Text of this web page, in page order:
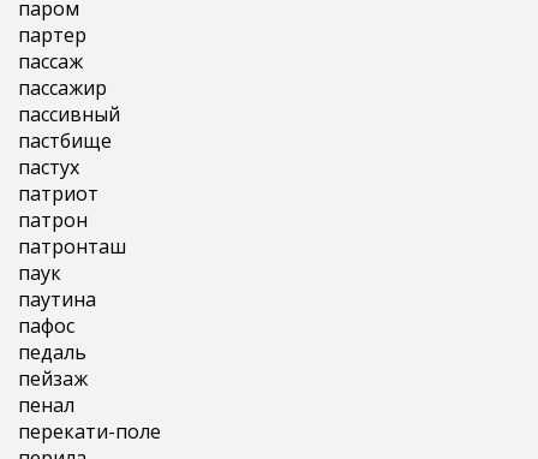
паром
партер
пассаж
пассажир
пассивный
пастбище
пастух
патриот
патрон
патронташ
паук
паутина
пафос
педаль
пейзаж
пенал
перекати-поле